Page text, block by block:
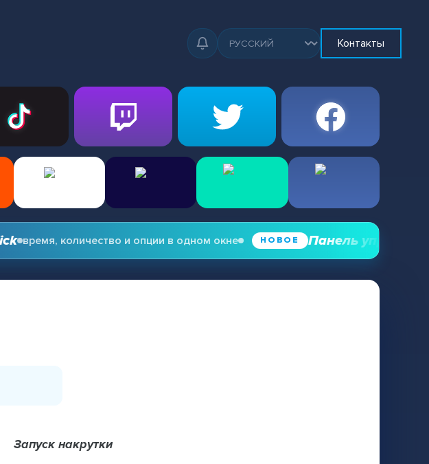
Контакты
время, количество и опции в одном окне НОВОЕ Панель управления
Запуск накрутки